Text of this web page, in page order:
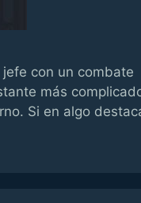
con un combate
más
Si en algo